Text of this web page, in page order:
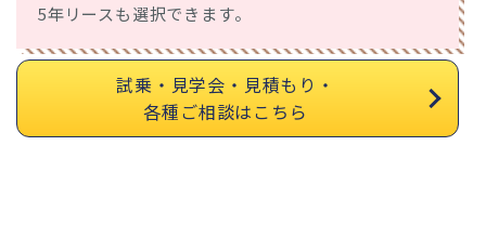
5年リースも選択できます。
試乗・見学会・見積もり・
各種ご相談はこちら